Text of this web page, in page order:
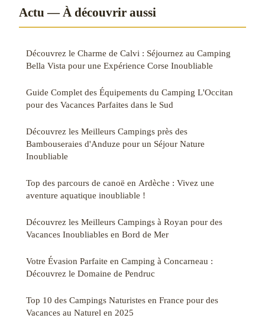
Actu — À découvrir aussi
Découvrez le Charme de Calvi : Séjournez au Camping
Bella Vista pour une Expérience Corse Inoubliable
Guide Complet des Équipements du Camping L'Occitan
pour des Vacances Parfaites dans le Sud
Découvrez les Meilleurs Campings près des
Bambouseraies d'Anduze pour un Séjour Nature
Inoubliable
Top des parcours de canoë en Ardèche : Vivez une
aventure aquatique inoubliable !
Découvrez les Meilleurs Campings à Royan pour des
Vacances Inoubliables en Bord de Mer
Votre Évasion Parfaite en Camping à Concarneau :
Découvrez le Domaine de Pendruc
Top 10 des Campings Naturistes en France pour des
Vacances au Naturel en 2025